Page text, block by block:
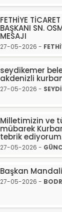
FETHİYE
BAŞKANI SN.
MESAJI
27-05-2026 -
seydikemer
akdenizli
27-05-2026 -
Milletimizin ve
mübarek
tebrik
27-05-2026 -
Başkan
27-05-2026 -